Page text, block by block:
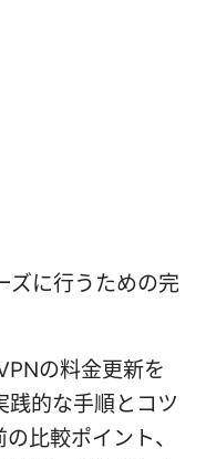
ズに行うための完
の料金更新を
践的な手順とコツ
比較ポイント、